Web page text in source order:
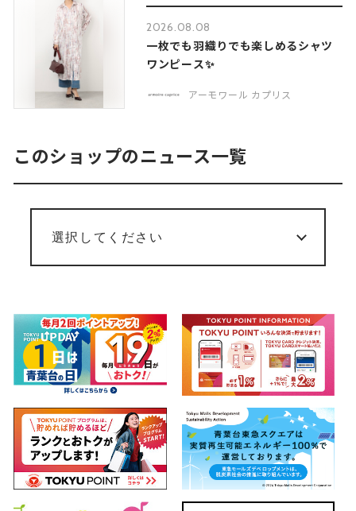
2026.08.08
一枚でも羽織りでも楽しめるシャツ
ワンピース✨
アーモワール カプリス
このショップのニュース一覧